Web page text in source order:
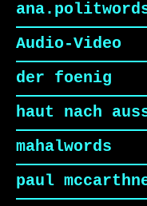
Audio-Video
der foenig
haut nach
mahalwords
paul